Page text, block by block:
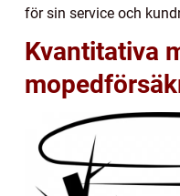
för sin service och
Kvantitativa